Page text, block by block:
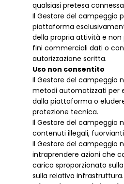
qualsiasi pretesa
Il Gestore del campeggio
piattaforma
della propria attività e non
fini commerciali dati o
autorizzazione scritta.
Uso non consentito
Il Gestore del campeggio
metodi automatizzati per
dalla piattaforma o
protezione tecnica.
Il Gestore del campeggio
contenuti illegali,
Il Gestore del campeggio
intraprendere azioni che
carico sproporzionato
sulla relativa infrastruttura.